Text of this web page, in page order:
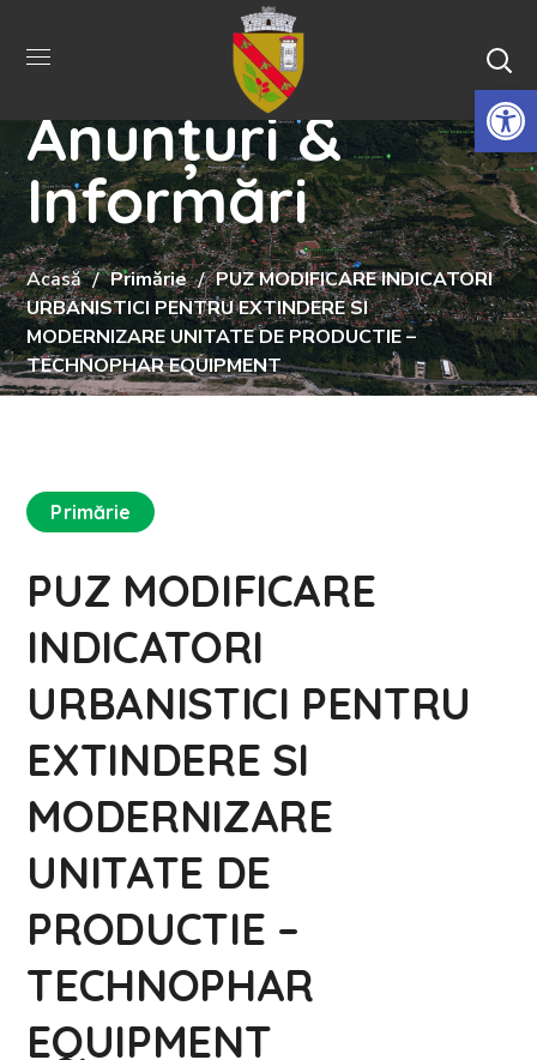
Anunțuri &
Informări
Acasă Primărie
PUZ MODIFICARE INDICATORI
URBANISTICI PENTRU EXTINDERE SI
MODERNIZARE UNITATE DE PRODUCTIE –
TECHNOPHAR EQUIPMENT
Primărie
PUZ MODIFICARE
INDICATORI
URBANISTICI PENTRU
EXTINDERE SI
MODERNIZARE
UNITATE DE
PRODUCTIE –
TECHNOPHAR
EQUIPMENT